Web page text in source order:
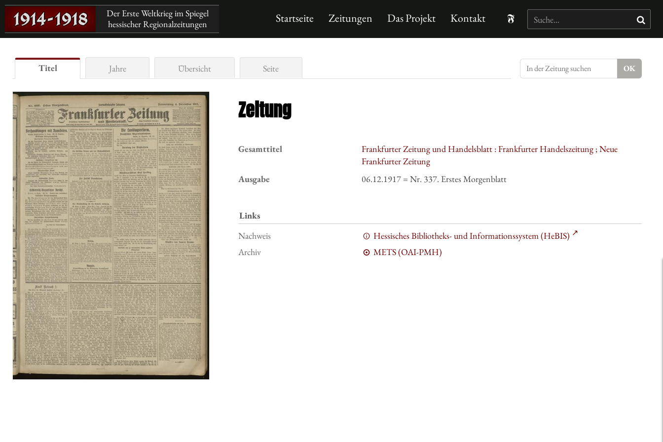
Der Erste Weltkrieg im Spiegel
hessischer Regionalzeitungen
Startseite Zeitungen Das Projekt Kontakt
Titel Jahre Übersicht Seite
Zeitung
Gesamttitel
Frankfurter Zeitung und Handelsblatt : Frankfurter Handelszeitung ; Neue
Frankfurter Zeitung
Ausgabe
06.12.1917 = Nr. 337. Erstes Morgenblatt
Links
Nachweis
Hessisches Bibliotheks- und Informationssystem (HeBIS)
Archiv
METS (OAI-PMH)